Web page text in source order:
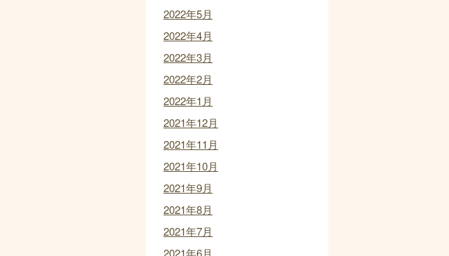
2022年5月
2022年4月
2022年3月
2022年2月
2022年1月
2021年12月
2021年11月
2021年10月
2021年9月
2021年8月
2021年7月
2021年6月